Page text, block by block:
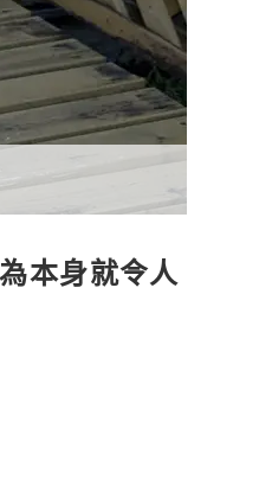
本身就令人